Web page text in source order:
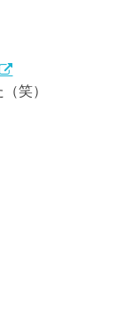
笑）